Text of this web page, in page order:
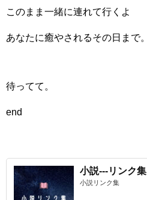
このまま一緒に連れて行くよ
あなたに癒やされるその日まで。
待ってて。
end
小説---リンク集
小説リンク集